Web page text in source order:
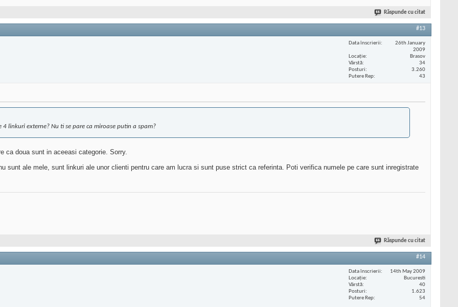
Răspunde cu citat
#13
Data înscrierii
26th January
2009
Locaţie
Brasov
Vârstă
34
Posturi
3.260
Putere Rep
43
linkuri externe? Nu ti se pare ca miroase putin a spam?
ca doua sunt in aceeasi categorie. Sorry.
sunt ale mele, sunt linkuri ale unor clienti pentru care am lucra si sunt puse strict ca referinta. Poti verifica numele pe care sunt inregistrate
Răspunde cu citat
#14
Data înscrierii
14th May 2009
Locaţie
Bucuresti
Vârstă
40
Posturi
1.623
Putere Rep
54